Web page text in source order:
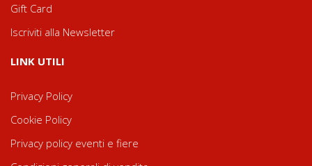
Gift Card
Iscriviti alla Newsletter
LINK UTILI
Privacy Policy
Cookie Policy
Privacy policy eventi e fiere